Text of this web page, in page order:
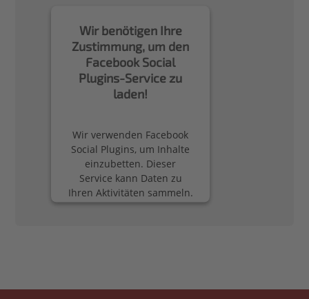
Wir benötigen Ihre
Zustimmung, um den
Facebook Social
Plugins-Service zu
laden!
Wir verwenden Facebook
Social Plugins, um Inhalte
einzubetten. Dieser
Service kann Daten zu
Ihren Aktivitäten sammeln.
Bitte lesen Sie die Details
Mehr Informationen